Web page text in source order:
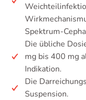
Spektrum-
Die übliche
mg bis 400 mg
Indikation.
Die
Suspension.